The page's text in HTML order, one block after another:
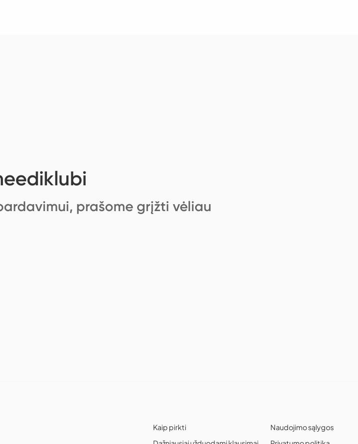
prašome grįžti vėliau
Kaip pirkti
Naudojimo sąlygos